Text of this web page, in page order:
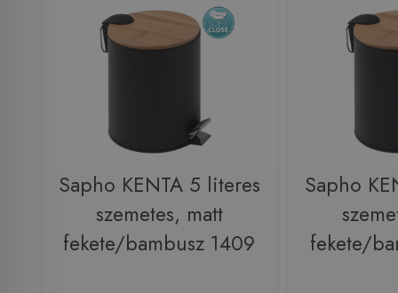
Sapho KENTA 5 literes
szemetes, matt
fekete/bambusz 1409
Sapho
fekete/